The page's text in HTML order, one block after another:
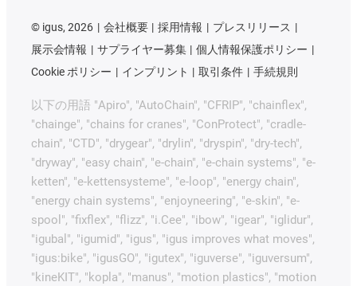
© igus, 2026 会社概要 採用情報
プレスリリース
展示会情報
サプライヤー募集
個人情報保護ポリシー
Cookie ポリシー
インプリント 取引条件 手続規則
以下の用語 "Apiro", "AutoChain", "CFRIP", "chainflex",
"chainge", "chains for cranes", "ConProtect", "cradle-
chain", "CTD", "drygear", "drylin", "dryspin", "dry-tech",
"dryway", "easy chain", "e-chain", "e-chain systems", "e-
ketten", "e-kettensysteme", "e-loop", "energy chain",
"energy chain systems", "enjoyneering", "e-skin", "e-
spool", "fixflex", "flizz", "i.Cee", "ibow", "igear", "iglidur",
"igubal", "igumid", "igus", "igus improves what moves",
"igus:bike", "igusGO", "igutex", "iguverse", "iguversum",
"kineKIT", "kopla", "manus", "motion plastics", "motion